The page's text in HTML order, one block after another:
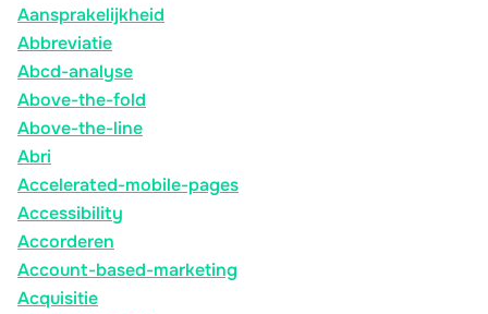
Aansprakelijkheid
Abbreviatie
Abcd-analyse
Above-the-fold
Above-the-line
Abri
Accelerated-mobile-pages
Accessibility
Accorderen
Account-based-marketing
Acquisitie